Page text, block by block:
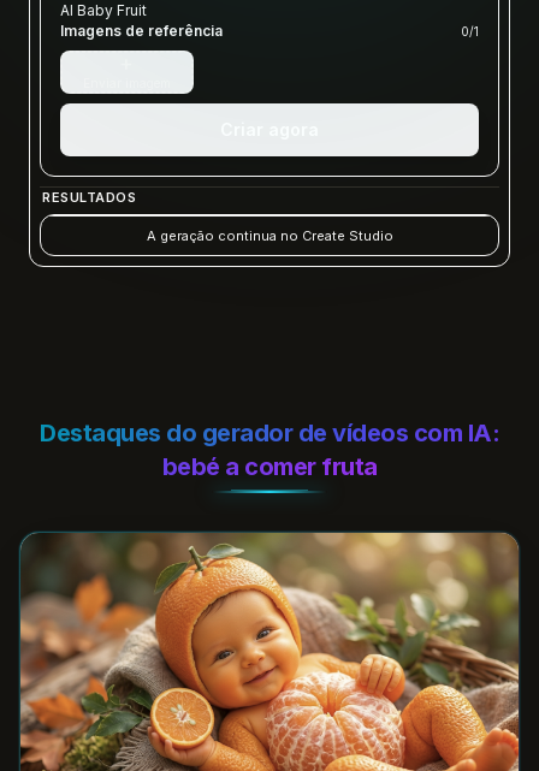
AI Baby Fruit
Imagens de referência
0/1
RESULTADOS
A geração continua no Create Studio
Destaques do gerador de vídeos com IA:
bebé a comer fruta